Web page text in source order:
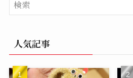
人気記事